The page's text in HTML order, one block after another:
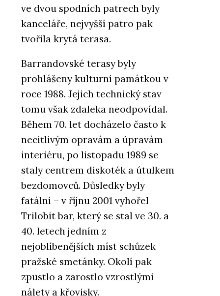
ve dvou spodních patrech byly
kanceláře, nejvyšší patro pak
tvořila krytá terasa.
Barrandovské terasy byly
prohlášeny kulturní památkou v
roce 1988. Jejich technický stav
tomu však zdaleka neodpovídal.
Během 70. let docházelo často k
necitlivým opravám a úpravám
interiéru, po listopadu 1989 se
staly centrem diskoték a útulkem
bezdomovců. Důsledky byly
fatální – v říjnu 2001 vyhořel
Trilobit bar, který se stal ve 30. a
40. letech jedním z
nejoblíbenějších míst schůzek
pražské smetánky. Okolí pak
zpustlo a zarostlo vzrostlými
nálety a křovisky.